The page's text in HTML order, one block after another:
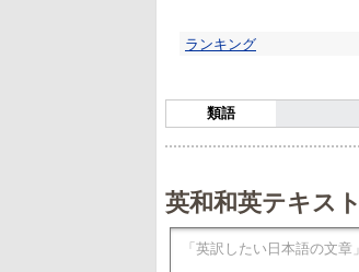
ランキング
類語
英和和英テキス